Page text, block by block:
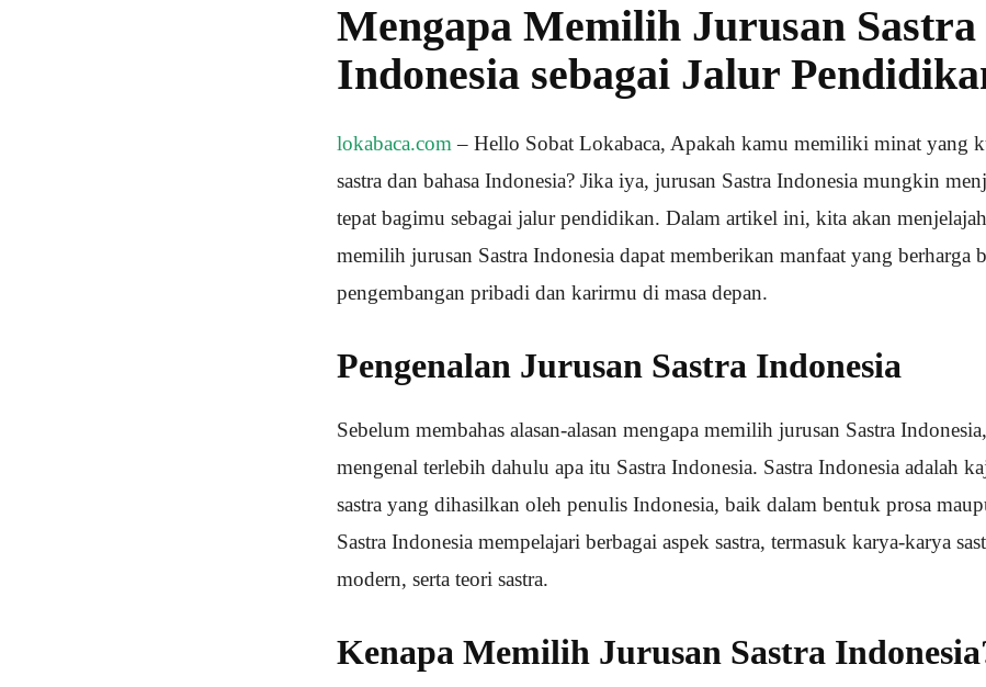
Mengapa Memilih Jurusan Sastra
Indonesia sebagai Jalur
lokabaca.com– Hello Sobat Lokabaca, Apakah kamu memiliki minat yang
sastra dan bahasa Indonesia? Jika iya, jurusan Sastra Indonesia mungkin
tepat bagimu sebagai jalur pendidikan. Dalam artikel ini, kita akan
memilih jurusan Sastra Indonesia dapat memberikan manfaat yang berharga
pengembangan pribadi dan karirmu di masa depan.
Pengenalan Jurusan Sastra Indonesia
Sebelum membahas alasan-alasan mengapa memilih jurusan Sastra
mengenal terlebih dahulu apa itu Sastra Indonesia. Sastra Indonesia adalah
sastra yang dihasilkan oleh penulis Indonesia, baik dalam bentuk prosa
Sastra Indonesia mempelajari berbagai aspek sastra, termasuk karya-karya
modern, serta teori sastra.
Kenapa Memilih Jurusan Sastra